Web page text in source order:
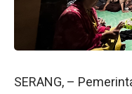
SERANG, –